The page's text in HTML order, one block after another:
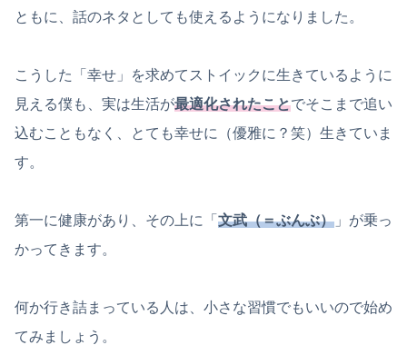
ともに、話のネタとしても使えるようになりました。
こうした「幸せ」を求めてストイックに生きているように
見える僕も、実は生活が最適化されたことでそこまで追い
込むこともなく、とても幸せに（優雅に？笑）生きていま
す。
第一に健康があり、その上に「 文武（＝ぶんぶ） 」が乗っ
かってきます。
何か行き詰まっている人は、小さな習慣でもいいので始め
てみましょう。